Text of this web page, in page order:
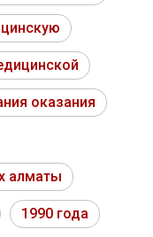
оказания
алматы
1990 года